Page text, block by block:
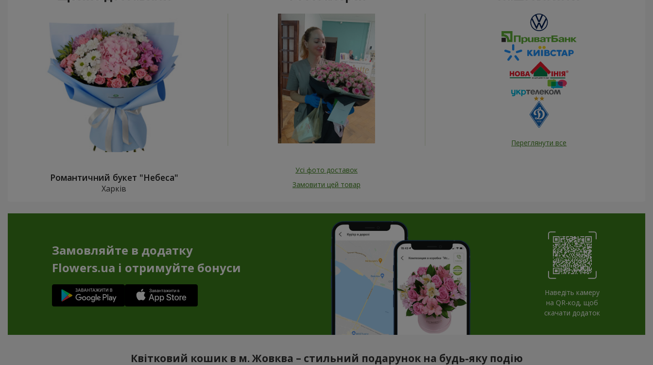
Романтичний букет "Небеса"
Харків
Усі фото доставок
Замовити цей товар
Переглянути все
Замовляйте в додатку
Flowers.ua і отримуйте бонуси
Наведіть камеру
на QR-код, щоб
скачати додаток
Квітковий кошик в м. Жовква – стильний подарунок на будь-яку подію